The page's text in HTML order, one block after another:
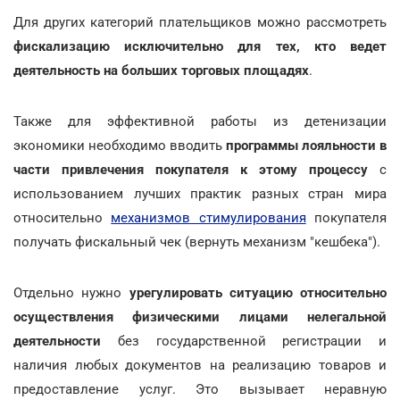
Для других категорий плательщиков можно рассмотреть
фискализацию исключительно для тех, кто ведет
деятельность на больших торговых площадях.
Также для эффективной работы из детенизации
экономики необходимо вводить программы лояльности в
части привлечения покупателя к этому процессу с
использованием лучших практик разных стран мира
относительно механизмов стимулирования покупателя
получать фискальный чек (вернуть механизм "кешбека").
Отдельно нужно урегулировать ситуацию относительно
осуществления физическими лицами нелегальной
деятельности без государственной регистрации и
наличия любых документов на реализацию товаров и
предоставление услуг. Это вызывает неравную